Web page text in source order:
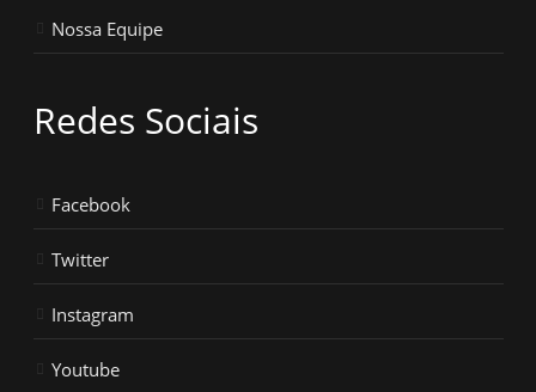
Nossa Equipe
Redes Sociais
Facebook
Twitter
Instagram
Youtube